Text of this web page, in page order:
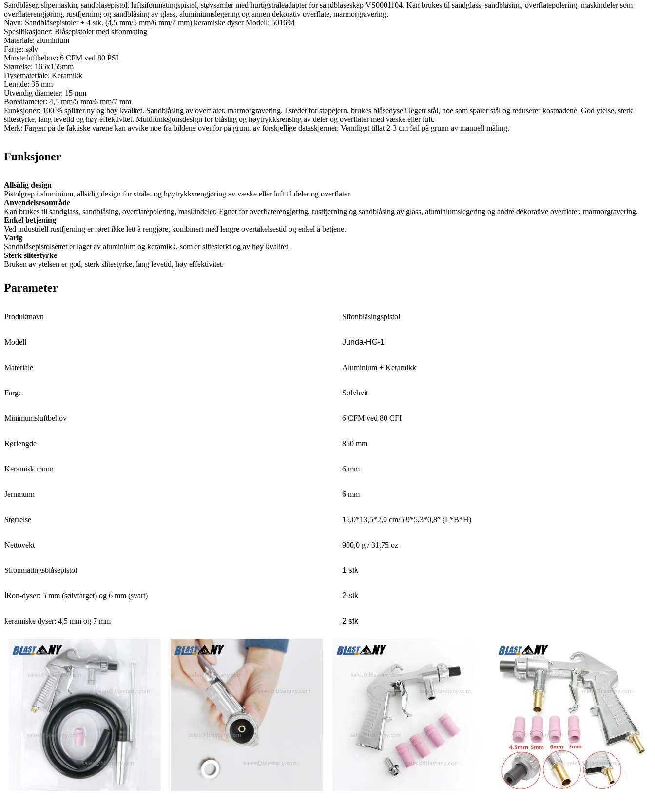
Sandblåser, slipemaskin, sandblåsepistol, luftsifonmatingspistol, støvsamler med hurtigstråleadapter for sandblåseskap VS0001104. Kan brukes til sandglass, sandblåsing, overflatepolering, maskindeler som
overflaterengjøring, rustfjerning og sandblåsing av glass, aluminiumslegering og annen dekorativ overflate, marmorgravering.
Navn: Sandblåsepistoler + 4 stk. (4,5 mm/5 mm/6 mm/7 mm) keramiske dyser Modell: 501694
Spesifikasjoner: Blåsepistoler med sifonmating
Materiale: aluminium
Farge: sølv
Minste luftbehov: 6 CFM ved 80 PSI
Størrelse: 165x155mm
Dysemateriale: Keramikk
Lengde: 35 mm
Utvendig diameter: 15 mm
Borediameter: 4,5 mm/5 mm/6 mm/7 mm
Funksjoner: 100 % splitter ny og høy kvalitet. Sandblåsing av overflater, marmorgravering. I stedet for støpejern, brukes blåsedyse i legert stål, noe som sparer stål og reduserer kostnadene. God ytelse, sterk
slitestyrke, lang levetid og høy effektivitet. Multifunksjonsdesign for blåsing og høytrykksrensing av deler og overflater med væske eller luft.
Merk: Fargen på de faktiske varene kan avvike noe fra bildene ovenfor på grunn av forskjellige dataskjermer. Vennligst tillat 2-3 cm feil på grunn av manuell måling.
Funksjoner
Allsidig design
Pistolgrep i aluminium, allsidig design for stråle- og høytrykksrengjøring av væske eller luft til deler og overflater.
Anvendelsesområde
Kan brukes til sandglass, sandblåsing, overflatepolering, maskindeler. Egnet for overflaterengjøring, rustfjerning og sandblåsing av glass, aluminiumslegering og andre dekorative overflater, marmorgravering.
Enkel betjening
Ved industriell rustfjerning er røret ikke lett å rengjøre, kombinert med lengre overtakelsestid og enkel å betjene.
Varig
Sandblåsepistolsettet er laget av aluminium og keramikk, som er slitesterkt og av høy kvalitet.
Sterk slitestyrke
Bruken av ytelsen er god, sterk slitestyrke, lang levetid, høy effektivitet.
Parameter
Produktnavn Sifonblåsingspistol
Modell Junda-HG-1
Materiale Aluminium + Keramikk
Farge Sølvhvit
Minimumsluftbehov 6 CFM ved 80 CFI
Rørlengde 850 mm
Keramisk munn 6 mm
Jernmunn 6 mm
Størrelse 15,0*13,5*2,0 cm/5,9*5,3*0,8” (L*B*H)
Nettovekt 900,0 g / 31,75 oz
Sifonmatingsblåsepistol 1 stk
Ron-dyser: 5 mm (sølvfarget) og 6 mm (svart) 2 stk
keramiske dyser: 4,5 mm og 7 mm 2 stk